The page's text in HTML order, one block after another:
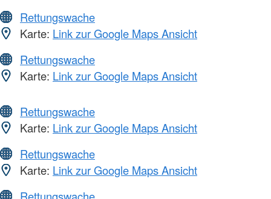
Rettungswache
Karte: Link zur Google Maps Ansicht
Rettungswache
Karte: Link zur Google Maps Ansicht
Rettungswache
Karte: Link zur Google Maps Ansicht
Rettungswache
Karte: Link zur Google Maps Ansicht